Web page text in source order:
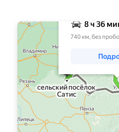
Яндекс Карты
Навигатор онлайн: построение
Карты